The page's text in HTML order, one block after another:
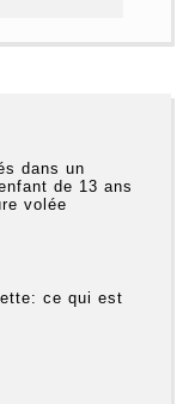
dans un
de 13 ans
volée
ce qui est